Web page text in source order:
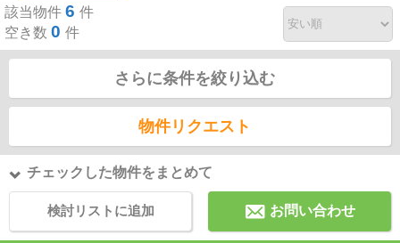
該当物件 6 件
空き数 0 件
さらに条件を絞り込む
物件リクエスト
チェックした物件をまとめて
検討リストに追加 お問い合わせ